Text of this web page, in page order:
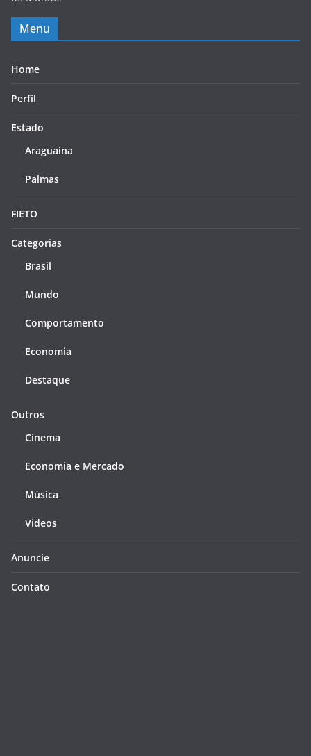
Menu
Home
Perfil
Estado
Araguaína
Palmas
FIETO
Categorias
Brasil
Mundo
Comportamento
Economia
Destaque
Outros
Cinema
Economia e Mercado
Música
Videos
Anuncie
Contato